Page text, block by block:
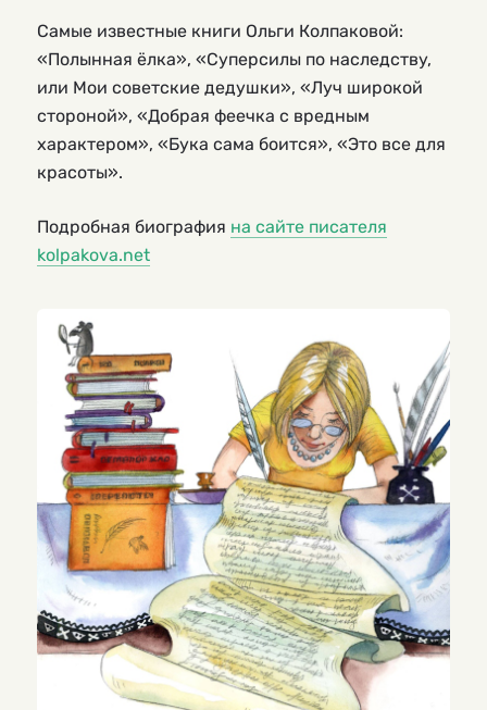
Самые известные книги Ольги Колпаковой:
«Полынная ёлка», «Суперсилы по наследству,
или Мои советские дедушки», «Луч широкой
стороной», «Добрая феечка с вредным
характером», «Бука сама боится», «Это все для
красоты».
Подробная биография на сайте писателя
kolpakova.net